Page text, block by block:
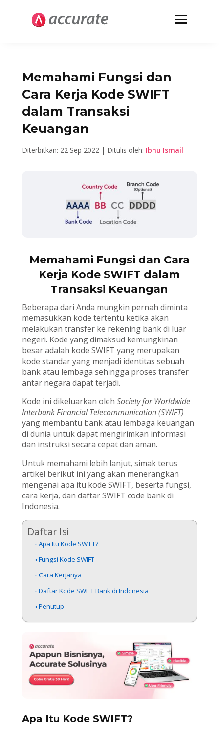
Memahami Fungsi dan
Cara Kerja Kode SWIFT
dalam Transaksi
Keuangan
Diterbitkan: 22 Sep 2022 | Ditulis oleh: Ibnu Ismail
Memahami Fungsi dan Cara
Kerja Kode SWIFT dalam
Transaksi Keuangan
Beberapa dari Anda mungkin pernah diminta
memasukkan kode tertentu ketika akan
melakukan transfer ke rekening bank di luar
negeri. Kode yang dimaksud kemungkinan
besar adalah kode SWIFT yang merupakan
kode standar yang menjadi identitas sebuah
bank atau lembaga sehingga proses transfer
antar negara dapat terjadi.
Kode ini dikeluarkan oleh Society for Worldwide
Interbank Financial Telecommunication (SWIFT)
yang membantu bank atau lembaga keuangan
di dunia untuk dapat mengirimkan informasi
dan instruksi secara cepat dan aman.
Untuk memahami lebih lanjut, simak terus
artikel berikut ini yang akan menerangkan
mengenai apa itu kode SWIFT, beserta fungsi,
cara kerja, dan daftar SWIFT code bank di
Indonesia.
Daftar Isi
Apa Itu Kode SWIFT?
Fungsi Kode SWIFT
Cara Kerjanya
Daftar Kode SWIFT Bank di Indonesia
Penutup
Apa Itu Kode SWIFT?